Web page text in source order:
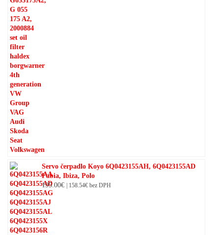
Servo čerpadlo Koyo 6Q0423155AH, 6Q0423155AD
Fabia, Ibiza, Polo
195.00€ | 158.54€ bez DPH